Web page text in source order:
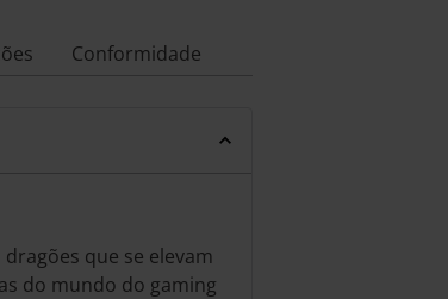
Conformidade
que se elevam
do mundo do gaming